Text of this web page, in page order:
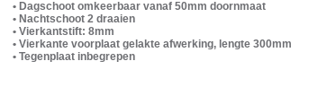
• Dagschoot omkeerbaar vanaf 50mm doornmaat
• Nachtschoot 2 draaien
• Vierkantstift: 8mm
• Vierkante voorplaat gelakte afwerking, lengte 300mm
• Tegenplaat inbegrepen